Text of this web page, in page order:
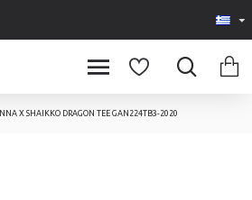
X SHAIKKO DRAGON TEE GAN224TB3-2020